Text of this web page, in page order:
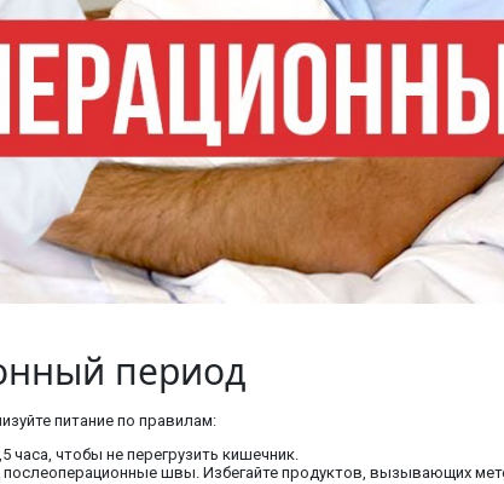
период
питание по правилам:
чтобы не перегрузить кишечник.
швы. Избегайте продуктов, вызывающих